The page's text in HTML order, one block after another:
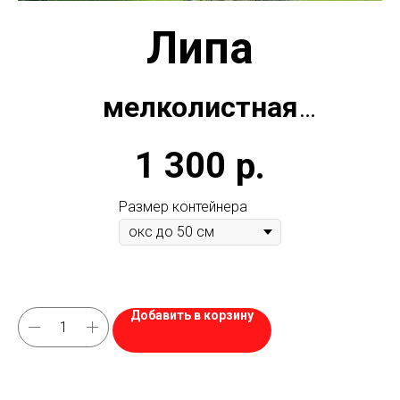
Липа
мелколистная
(Цена зависит от высоты)
1 300 р.
Размер контейнера
Добавить в корзину